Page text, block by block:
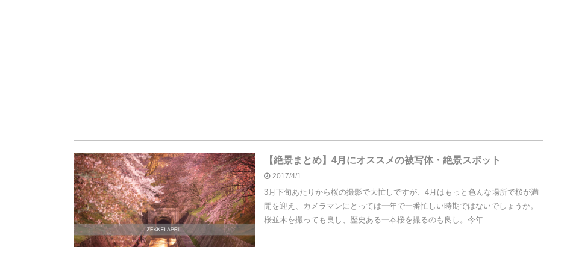
【絶景まとめ】4月にオススメの被写体・絶景スポット
2017/4/1
3月下旬あたりから桜の撮影で大忙しですが、4月はもっと色んな場所で桜が満
開を迎え、カメラマンにとっては一年で一番忙しい時期ではないでしょうか。
桜並木を撮っても良し、歴史ある一本桜を撮るのも良し。今年 ...